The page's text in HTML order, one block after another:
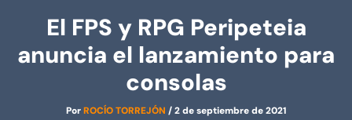
El FPS y RPG Peripeteia
anuncia el lanzamiento para
consolas
PorROCÍO TORREJÓN /2 de septiembre de 2021